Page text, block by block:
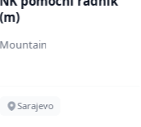
(m)
Mountain
Sarajevo